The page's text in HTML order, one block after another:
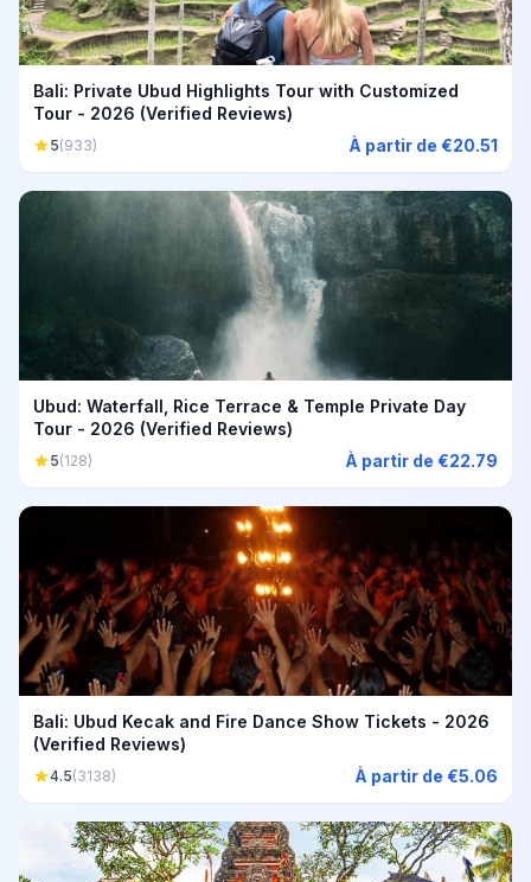
Bali: Private Ubud Highlights Tour with Customized
Tour - 2026 (Verified Reviews)
5(933) À partir de €20.51
Ubud: Waterfall, Rice Terrace & Temple Private Day
Tour - 2026 (Verified Reviews)
5(128) À partir de €22.79
Bali: Ubud Kecak and Fire Dance Show Tickets - 2026
(Verified Reviews)
4.5(3138) À partir de €5.06